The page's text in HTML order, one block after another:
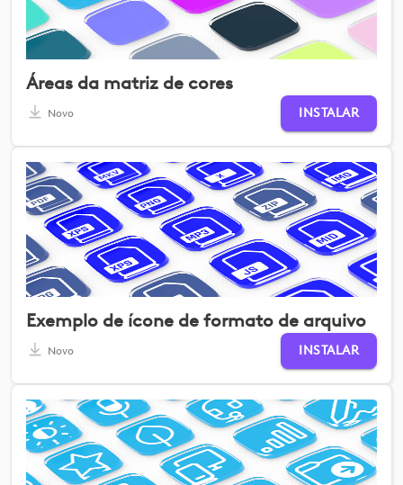
Áreas da matriz de cores
Novo INSTALAR
Exemplo de ícone de formato de arquivo
Novo INSTALAR